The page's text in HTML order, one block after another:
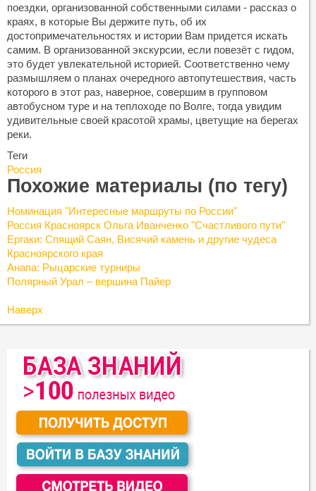
поездки, организованной собственными силами - рассказ о
краях, в которые Вы держите путь, об их
достопримечательностях и истории Вам придется искать
самим. В организованной экскурсии, если повезёт с гидом,
это будет увлекательной историей. Соответственно чему
размышляем о планах очередного автопутешествия, часть
которого в этот раз, наверное, совершим в групповом
автобусном туре и на теплоходе по Волге, тогда увидим
удивительные своей красотой храмы, цветущие на берегах
реки.
Теги
Россия
Похожие материалы (по тегу)
Номинация "Интересные маршруты по России"
Россия Красноярск Ольга Иванченко "Счастливого пути"
Ергаки: Спящий Саян, Висячий камень и другие чудеса
Красноярского края
Анапа: Рыцарские турниры
Полярный Урал – вершина Пайер
Наверх